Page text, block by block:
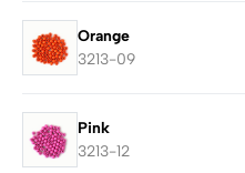
Orange
3213-09
Pink
3213-12